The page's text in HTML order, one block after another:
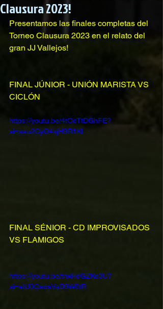
Clausura 2023!
Presentamos las finales completas del
Torneo Clausura 2023 en el relato del
gran JJ Vallejos!
FINAL JÚNIOR - UNIÓN MARISTA VS
CICLÓN
https://youtu.be/4tOcTtDGhFE?
si=aau2CyO4kjH9R1Kl
FINAL SÉNIOR - CD IMPROVISADOS
VS FLAMIGOS
https://youtu.be/tnxHdGZKe3U?
si=eIU0OadsVaD9W0tR